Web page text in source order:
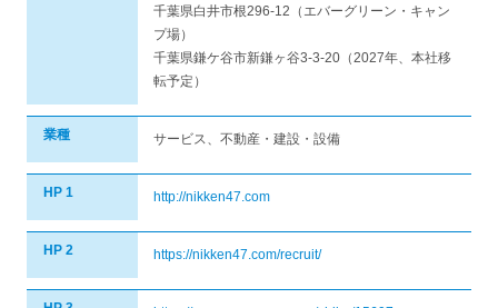
千葉県白井市根296-12（エバーグリーン・キャン
プ場）
千葉県鎌ケ谷市新鎌ヶ谷3-3-20（2027年、本社移
転予定）
業種 サービス、不動産・建設・設備
HP 1 http://nikken47.com
HP 2 https://nikken47.com/recruit/